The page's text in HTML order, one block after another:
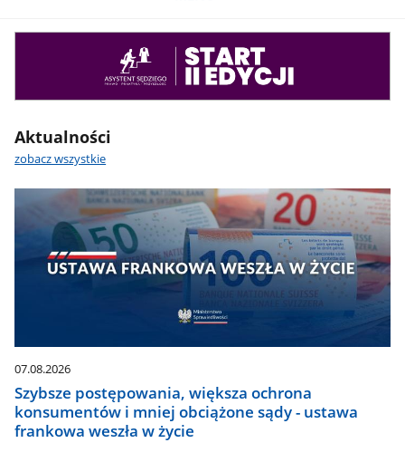
Aktualności
zobacz wszystkie
07.08.2026
Szybsze postępowania, większa ochrona
konsumentów i mniej obciążone sądy - ustawa
frankowa weszła w życie